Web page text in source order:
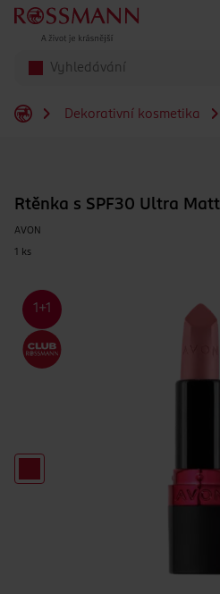
Přeskočit na hlavmní obsah
Dekorativní kosmetika
Rtěnka s SPF30 Ultra
AVON
1 ks